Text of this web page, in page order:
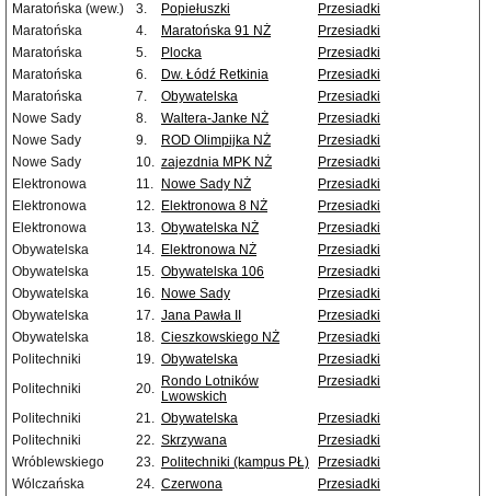
Maratońska (wew.)
3. Popiełuszki
Przesiadki
Maratońska
4. Maratońska 91 NŻ
Przesiadki
Maratońska
5. Plocka
Przesiadki
Maratońska
6. Dw. Łódź Retkinia
Przesiadki
Maratońska
7. Obywatelska
Przesiadki
Nowe Sady
8. Waltera-Janke NŻ
Przesiadki
Nowe Sady
9. ROD Olimpijka NŻ
Przesiadki
Nowe Sady
10. zajezdnia MPK NŻ
Przesiadki
Elektronowa
11. Nowe Sady NŻ
Przesiadki
Elektronowa
12. Elektronowa 8 NŻ
Przesiadki
Elektronowa
13. Obywatelska NŻ
Przesiadki
Obywatelska
14. Elektronowa NŻ
Przesiadki
Obywatelska
15. Obywatelska 106
Przesiadki
Obywatelska
16. Nowe Sady
Przesiadki
Obywatelska
17. Jana Pawła II
Przesiadki
Obywatelska
18. Cieszkowskiego NŻ
Przesiadki
Politechniki
19. Obywatelska
Przesiadki
Politechniki
20. Rondo Lotników
Lwowskich
Przesiadki
Politechniki 21. Obywatelska
Przesiadki
Politechniki
22. Skrzywana
Przesiadki
Wróblewskiego
23. Politechniki (kampus PŁ)
Przesiadki
Wólczańska
24. Czerwona
Przesiadki